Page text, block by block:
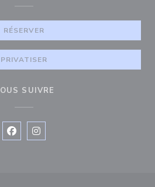
RÉSERVER
PRIVATISER
SUIVRE
Facebook ((ouvre une nouvelle
Instagram ((ouvre une